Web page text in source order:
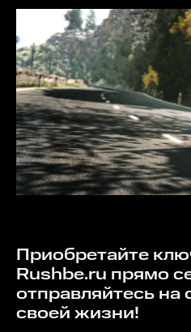
Приобретайте ключ активации на
Rushbe.ru прямо
отправляйтесь на
своей жизни!